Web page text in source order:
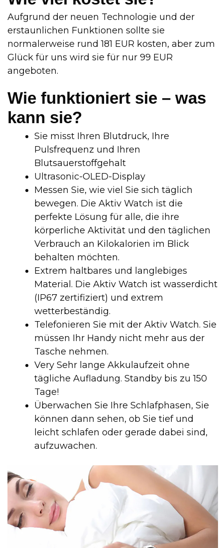
Aufgrund der neuen Technologie und der
erstaunlichen Funktionen sollte sie
normalerweise rund 181 EUR kosten, aber zum
Glück für uns wird sie für nur 99 EUR
angeboten.
Wie funktioniert sie – was
kann sie?
Sie misst Ihren Blutdruck, Ihre
Pulsfrequenz und Ihren
Blutsauerstoffgehalt
Ultrasonic-OLED-Display
Messen Sie, wie viel Sie sich täglich
bewegen. Die Aktiv Watch ist die
perfekte Lösung für alle, die ihre
körperliche Aktivität und den täglichen
Verbrauch an Kilokalorien im Blick
behalten möchten.
Extrem haltbares und langlebiges
Material. Die Aktiv Watch ist wasserdicht
(IP67 zertifiziert) und extrem
wetterbeständig.
Telefonieren Sie mit der Aktiv Watch. Sie
müssen Ihr Handy nicht mehr aus der
Tasche nehmen.
Very Sehr lange Akkulaufzeit ohne
tägliche Aufladung. Standby bis zu 150
Tage!
Überwachen Sie Ihre Schlafphasen, Sie
können dann sehen, ob Sie tief und
leicht schlafen oder gerade dabei sind,
aufzuwachen.